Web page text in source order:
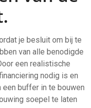
je besluit om bij te
van alle benodigde
een realistische
nodig is en
buffer in te bouwen
soepel te laten